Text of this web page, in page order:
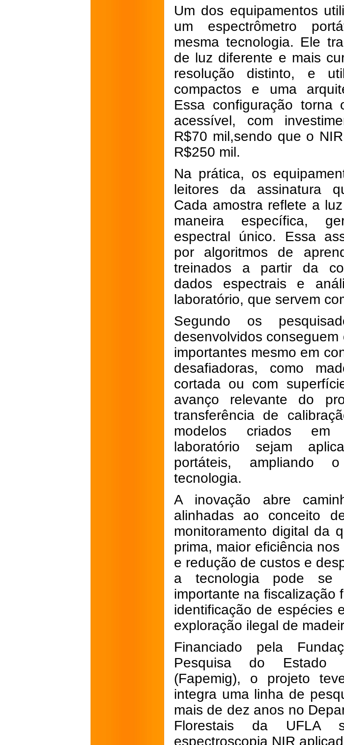
Um dos equipamentos
um espectrômetro
mesma tecnologia. Ele
de luz diferente e mais
resolução distinto, e
compactos e uma
Essa configuração torna
acessível, com
R$70 mil,sendo que o
R$250 mil.
Na prática, os
leitores da assinatura
Cada amostra reflete a
maneira específica,
espectral único. Essa
por algoritmos de
treinados a partir da
dados espectrais e
laboratório, que servem
Segundo os
desenvolvidos
importantes mesmo em
desafiadoras, como
cortada ou com
avanço relevante do
transferência de
modelos criados em
laboratório sejam
portáteis,
tecnologia.
A inovação abre
alinhadas ao conceito
monitoramento digital da
prima, maior eficiência
e redução de custos e
a tecnologia pode se
importante na fiscalização
identificação de espécies
exploração ilegal de
Financiado pela
Pesquisa do Estado
(Fapemig), o projeto
integra uma linha de
mais de dez anos no
Florestais da
espectroscopia NIR